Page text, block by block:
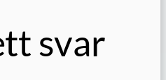
svar